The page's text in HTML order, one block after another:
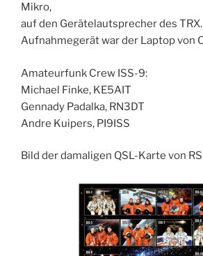
Mikro,
auf den Gerätelautsprecher des TRX.
Aufnahmegerät war der Laptop von
Amateurfunk Crew ISS-9:
Michael Finke, KE5AIT
Gennady Padalka, RN3DT
Andre Kuipers, PI9ISS
Bild der damaligen QSL-Karte von